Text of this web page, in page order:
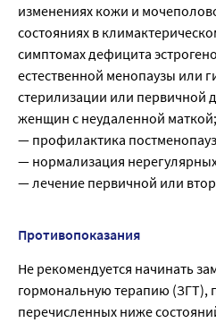
изменениях кожи и
состояниях в
симптомах дефицита
естественной менопаузы или
стерилизации или первичной
женщин с неудаленной маткой;
— профилактика
— нормализация
— лечение первичной или
Противопоказания
Не рекомендуется начинать
гормональную терапию (ЗГТ),
перечисленных ниже